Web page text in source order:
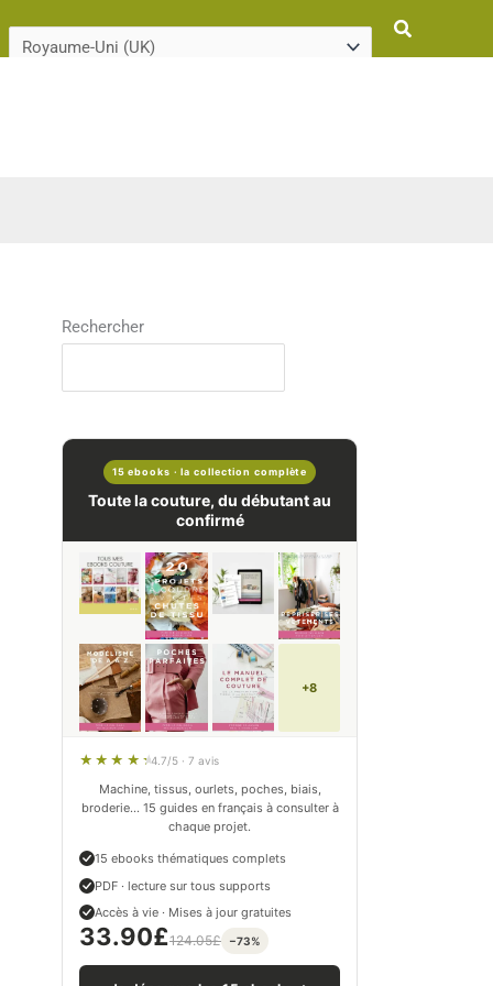
Rechercher
Rechercher
15 ebooks · la collection complète
Toute la couture, du débutant au
confirmé
+8
4.7/5 · 7 avis
Machine, tissus, ourlets, poches, biais,
broderie… 15 guides en français à consulter à
chaque projet.
15 ebooks thématiques complets
PDF · lecture sur tous supports
Accès à vie · Mises à jour gratuites
33.90£124.05£ −73%